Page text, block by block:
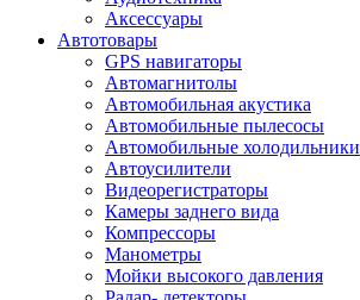
Аксессуары
Автотовары
GPS навигаторы
Автомагнитолы
Автомобильная акустика
Автомобильные пылесосы
Автомобильные холодильники
Автоусилители
Видеорегистраторы
Камеры заднего вида
Компрессоры
Манометры
Мойки высокого давления